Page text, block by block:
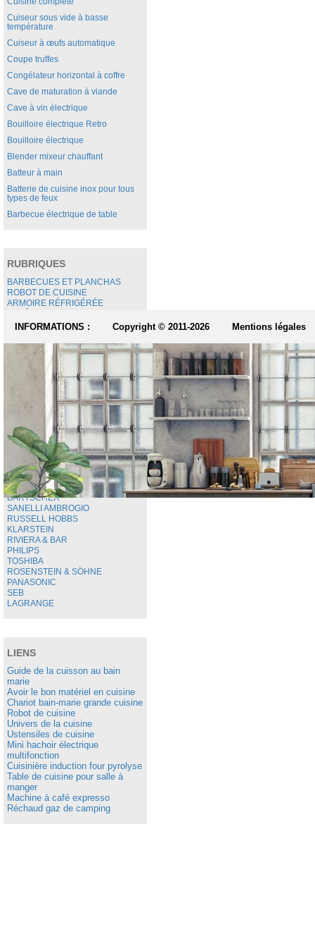
Cuiseur sous vide à basse
température
Cuiseur à œufs automatique
Coupe truffes
Congélateur horizontal à coffre
Cave de maturation à viande
Cave à vin électrique
Bouilloire électrique Retro
Bouilloire électrique
Blender mixeur chauffant
Batteur à main
Batterie de cuisine inox pour tous
types de feux
Barbecue électrique de table
RUBRIQUES
BARBECUES ET PLANCHAS
ROBOT DE CUISINE
ARMOIRE RÉFRIGÉRÉE
MATÉRIEL BOUCHERIE
FOUR ÉLECTRIQUE
MOBILIER DE CUISINE
BATTERIE DE CUISINE
PETIT ÉLECTROMÉNAGER
CUISINE D'EXTÉRIEUR
MATÉRIEL CUISSON
VENTILATION
ARCHIVE MATÉRIEL
INFORMATIONS
MARQUES
BARTSCHER
SANELLI AMBROGIO
RUSSELL HOBBS
KLARSTEIN
RIVIERA & BAR
PHILIPS
TOSHIBA
ROSENSTEIN & SÖHNE
PANASONIC
SEB
LAGRANGE
LIENS
Guide de la cuisson au bain
marie
Avoir le bon matériel en cuisine
Chariot bain-marie grande cuisine
Robot de cuisine
Univers de la cuisine
Ustensiles de cuisine
Mini hachoir électrique
multifonction
Cuisinière induction four pyrolyse
Table de cuisine pour salle à
manger
Machine à café expresso
Réchaud gaz de camping
INFORMATIONS : Copyright © 2011-2026 Mentions légales